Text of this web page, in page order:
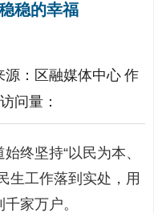
稳的幸福
源： 区融媒体中心 作
访问量：
坚持“以民为本、
生工作落到实处，用
家万户。